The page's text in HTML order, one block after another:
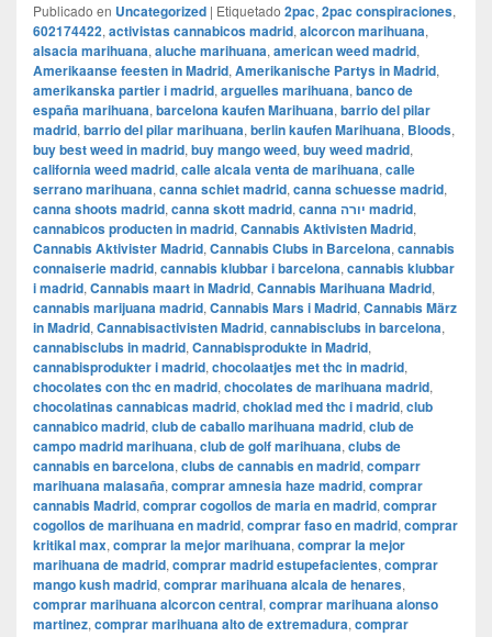
Publicado en Uncategorized | Etiquetado 2pac, 2pac conspiraciones,
602174422, activistas cannabicos madrid, alcorcon marihuana,
alsacia marihuana, aluche marihuana, american weed madrid,
Amerikaanse feesten in Madrid, Amerikanische Partys in Madrid,
amerikanska partier i madrid, arguelles marihuana, banco de
españa marihuana, barcelona kaufen Marihuana, barrio del pilar
madrid, barrio del pilar marihuana, berlin kaufen Marihuana, Bloods,
buy best weed in madrid, buy mango weed, buy weed madrid,
california weed madrid, calle alcala venta de marihuana, calle
serrano marihuana, canna schiet madrid, canna schuesse madrid,
canna shoots madrid, canna skott madrid, canna יורה madrid,
cannabicos producten in madrid, Cannabis Aktivisten Madrid,
Cannabis Aktivister Madrid, Cannabis Clubs in Barcelona, cannabis
connaiserie madrid, cannabis klubbar i barcelona, cannabis klubbar
i madrid, Cannabis maart in Madrid, Cannabis Marihuana Madrid,
cannabis marijuana madrid, Cannabis Mars i Madrid, Cannabis März
in Madrid, Cannabisactivisten Madrid, cannabisclubs in barcelona,
cannabisclubs in madrid, Cannabisprodukte in Madrid,
cannabisprodukter i madrid, chocolaatjes met thc in madrid,
chocolates con thc en madrid, chocolates de marihuana madrid,
chocolatinas cannabicas madrid, choklad med thc i madrid, club
cannabico madrid, club de caballo marihuana madrid, club de
campo madrid marihuana, club de golf marihuana, clubs de
cannabis en barcelona, clubs de cannabis en madrid, comparr
marihuana malasaña, comprar amnesia haze madrid, comprar
cannabis Madrid, comprar cogollos de maria en madrid, comprar
cogollos de marihuana en madrid, comprar faso en madrid, comprar
kritikal max, comprar la mejor marihuana, comprar la mejor
marihuana de madrid, comprar madrid estupefacientes, comprar
mango kush madrid, comprar marihuana alcala de henares,
comprar marihuana alcorcon central, comprar marihuana alonso
martinez, comprar marihuana alto de extremadura, comprar